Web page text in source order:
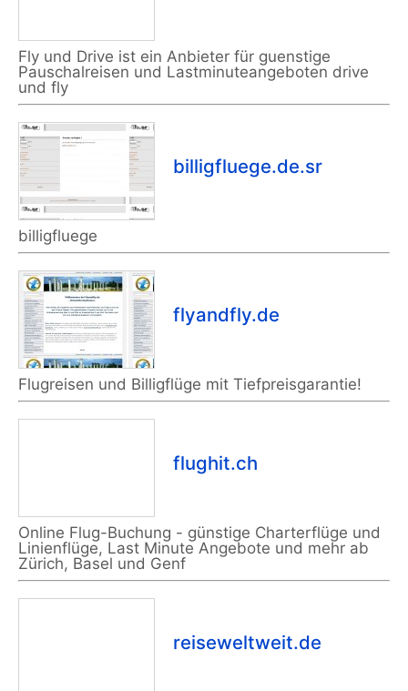
Fly und Drive ist ein Anbieter für guenstige
Pauschalreisen und Lastminuteangeboten drive
und fly
billigfluege.de.sr
billigfluege
flyandfly.de
Flugreisen und Billigflüge mit Tiefpreisgarantie!
flughit.ch
Online Flug-Buchung - günstige Charterflüge und
Linienflüge, Last Minute Angebote und mehr ab
Zürich, Basel und Genf
reiseweltweit.de